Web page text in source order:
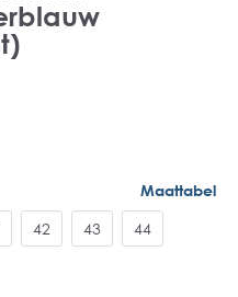
Maattabel
42 43 44